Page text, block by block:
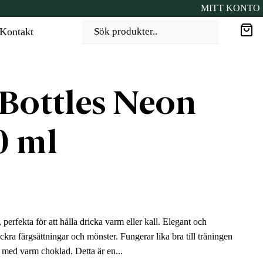
MITT KONTO
Kontakt Sök produkter..
Neon
ml
för att hålla dricka varm eller kall. Elegant och
färgsättningar och mönster. Fungerar lika bra till träningen
varm choklad. Detta är en...